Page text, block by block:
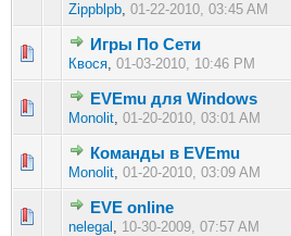
Zippblpb, 01-22-2010, 03:45 AM
Игры По Сети
Квося, 01-03-2010, 10:46 PM
0 голос(ов) - 0 из 5 в среднем
1
EVEmu для Windows
Monolit, 01-20-2010, 03:01 AM
0 голос(ов) - 0 из 5 в среднем
12345
Команды в EVEmu
Monolit, 01-20-2010, 03:09 AM
0 голос(ов) - 0 из 5 в среднем
12345
EVE online
nelegal , 10-30-2009, 07:57 AM
0 голос(ов) - 0 из 5 в среднем